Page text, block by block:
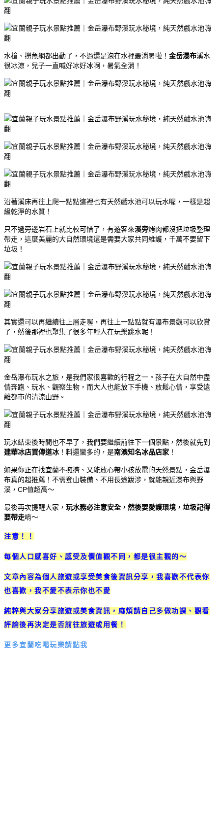
水槍、撈魚網都出動了，不過還是泡在水裡最消暑啦！ 金岳瀑布溪水
很冰涼，兒子一直喊好冰好冰啊，暑氣全消！
沿著溪床再往上爬一點點這裡也有天然戲水池可以玩水喔，一樣是超
級乾淨的水質！
只不過旁邊岩石上就比較可惜了，有遊客來溪旁烤肉都沒把垃圾整理
帶走，這麼美麗的大自然環境還是需要大家共同維護，千萬不要留下
垃圾！
其實還可以再繼續往上層走喔，再往上一點點就有瀑布景觀可以欣賞
了，然後那裡也聚集了很多年輕人在玩樂跳水呢！
金岳瀑布玩水之旅，是我們家很喜歡的行程之一。孩子在大自然中盡
情奔跑、玩水、觀察生物，而大人也能放下手機、放鬆心情，享受遠
離都市的清涼山野。
玩水結束後時間也不早了，我們要繼續前往下一個景點，然後就先到
建華冰店買傳道冰 ！料還蠻多的，是南澳知名冰品店家 ！
如果你正在找宜蘭不擁擠、又能放心帶小孩放電的天然景點，金岳瀑
布真的超推薦！不需登山裝備、不用長途跋涉，就能親近瀑布與野
溪，CP值超高～
最後再次提醒大家， 玩水務必注意安全，然後要愛護環境，垃圾記得
要帶走唷～
注意！！
每個人口感喜好、感受及價值觀不同，都是很主觀的～
文章內容為個人旅遊或享受美食後資訊分享，我喜歡不代表你
也喜歡，我不愛不表示你也不愛
純粹與大家分享旅遊或美食資訊，麻煩請自己多做功課、觀看
評論後再決定是否前往旅遊或用餐！
更多宜蘭吃喝玩樂請點我